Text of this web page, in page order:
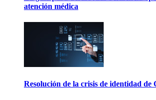
atención médica
Resolución de la crisis de identidad de